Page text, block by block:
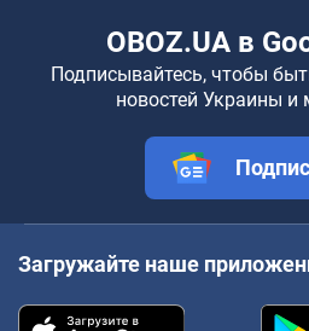
OBOZ.UA в
Подписывайтесь, чтобы
новостей Украины и
Загружайте наше